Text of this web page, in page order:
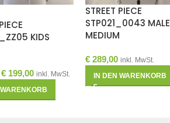
KIDS
€199,00 inkl. MwSt.
WARENKORB
STREET PIECE
STP021_0043 MALE
MEDIUM
€289,00 inkl. MwSt.
IN DEN WARENKORB